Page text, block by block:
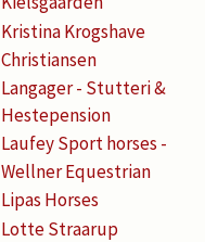
Kristina Krogshave
Christiansen
Langager - Stutteri &
Hestepension
Laufey Sport horses -
Wellner Equestrian
Lipas Horses
Lotte Straarup